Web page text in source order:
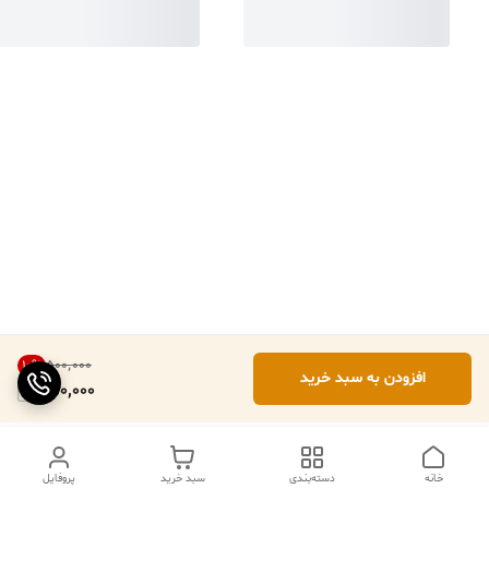
۵۰۰٬۰۰۰ 10%
450,000
افزودن به سبد خرید
پروفایل سبد خرید دسته‌بندی خانه